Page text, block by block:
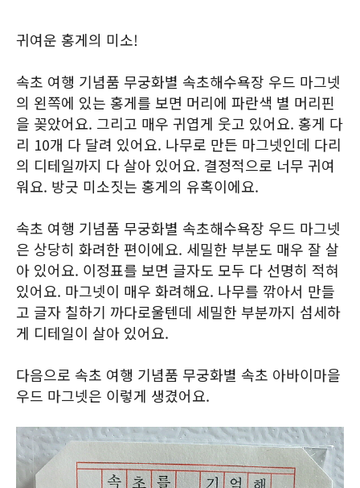
귀여운 홍게의 미소!
속초 여행 기념품 무궁화별 속초해수욕장 우드 마그넷
의 왼쪽에 있는 홍게를 보면 머리에 파란색 별 머리핀
을 꽂았어요. 그리고 매우 귀엽게 웃고 있어요. 홍게 다
리 10개 다 달려 있어요. 나무로 만든 마그넷인데 다리
의 디테일까지 다 살아 있어요. 결정적으로 너무 귀여
워요. 방긋 미소짓는 홍게의 유혹이에요.
속초 여행 기념품 무궁화별 속초해수욕장 우드 마그넷
은 상당히 화려한 편이에요. 세밀한 부분도 매우 잘 살
아 있어요. 이정표를 보면 글자도 모두 다 선명히 적혀
있어요. 마그넷이 매우 화려해요. 나무를 깎아서 만들
고 글자 칠하기 까다로울텐데 세밀한 부분까지 섬세하
게 디테일이 살아 있어요.
다음으로 속초 여행 기념품 무궁화별 속초 아바이마을
우드 마그넷은 이렇게 생겼어요.